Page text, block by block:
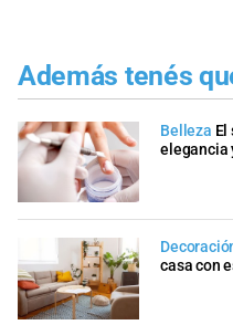
Además tenés
Belleza El
elegancia
casa con